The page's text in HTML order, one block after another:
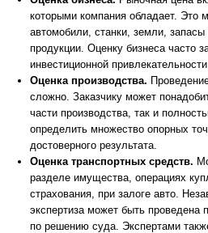
которыми компания обладает. Это
автомобили, станки, земли, запасы
продукции. Оценку бизнеса часто
инвестиционной
Оценка производства.
сложно. Заказчику может
части производства, так и
определить множество опорных
достоверного результата.
Оценка транспортных средств.
разделе имущества, операциях
страхования, при залоге авто.
экспертиза может быть проведена
по решению суда. Экспертами